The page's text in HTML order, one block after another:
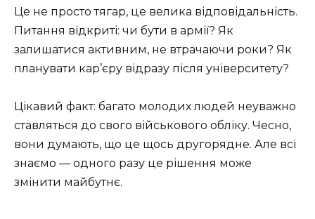
Це не просто тягар, це велика відповідальність.
Питання відкриті: чи бути в армії? Як
залишатися активним, не втрачаючи роки? Як
планувати кар’єру відразу після університету?
Цікавий факт: багато молодих людей неуважно
ставляться до свого військового обліку. Чесно,
вони думають, що це щось другорядне. Але всі
знаємо — одного разу це рішення може
змінити майбутнє.